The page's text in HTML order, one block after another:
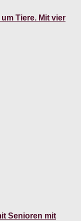
Tiere. Mit vier
Senioren mit